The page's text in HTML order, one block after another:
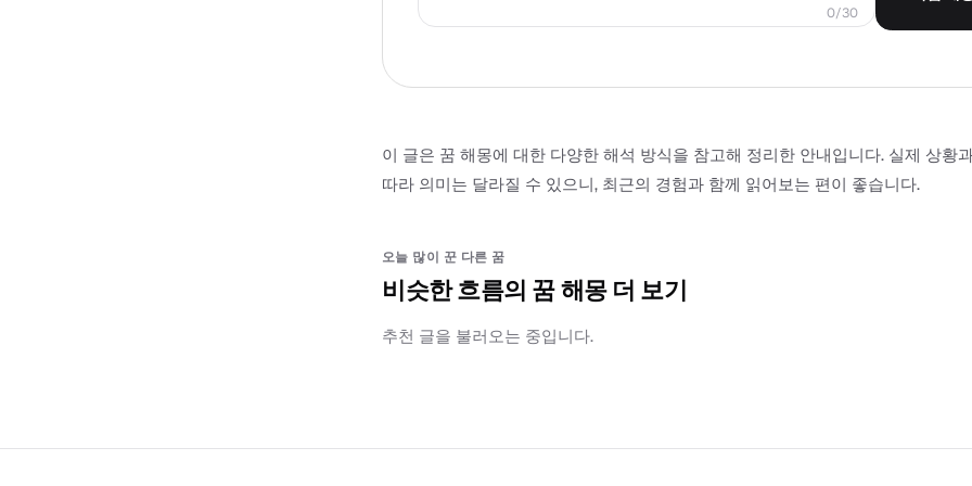
0/30
이 글은 꿈 해몽에 대한 다양한 해석 방식을 참고해 정리한 안내입니다. 실제 상황
따라 의미는 달라질 수 있으니, 최근의 경험과 함께 읽어보는 편이 좋습니다.
오늘 많이 꾼 다른 꿈
비슷한 흐름의 꿈 해몽 더 보기
추천 글을 불러오는 중입니다.